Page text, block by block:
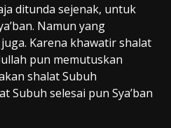
ditunda sejenak, untuk
Namun yang
Karena khawatir shalat
pun memutuskan
shalat Subuh
Subuh selesai pun Sya’ban